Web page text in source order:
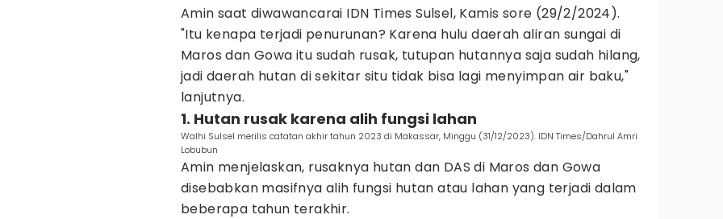
Amin saat diwawancarai IDN Times Sulsel, Kamis sore (29/2/2024).
"Itu kenapa terjadi penurunan? Karena hulu daerah aliran sungai di
Maros dan Gowa itu sudah rusak, tutupan hutannya saja sudah hilang,
jadi daerah hutan di sekitar situ tidak bisa lagi menyimpan air baku,"
lanjutnya.
1. Hutan rusak karena alih fungsi lahan
Walhi Sulsel merilis catatan akhir tahun 2023 di Makassar, Minggu (31/12/2023). IDN Times/Dahrul Amri
Lobubun
Amin menjelaskan, rusaknya hutan dan DAS di Maros dan Gowa
disebabkan masifnya alih fungsi hutan atau lahan yang terjadi dalam
beberapa tahun terakhir.